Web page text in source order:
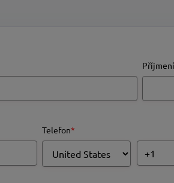
Příjmení
Telefon*